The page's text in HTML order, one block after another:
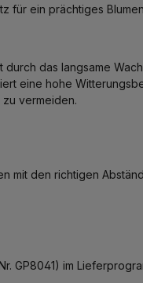
für ein prächtiges
das langsame
eine hohe
vermeiden.
mit den richtigen
GP8041) im